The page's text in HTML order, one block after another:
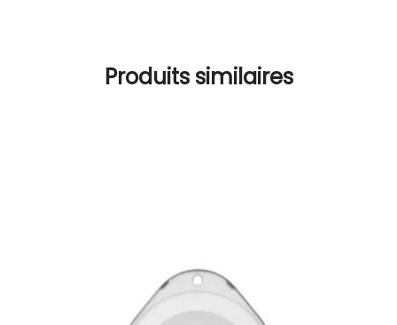
Produits similaires